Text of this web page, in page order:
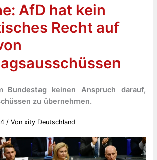
AfD hat kein
Recht auf
keinen Anspruch darauf,
zu übernehmen.
/ Vonxity Deutschland